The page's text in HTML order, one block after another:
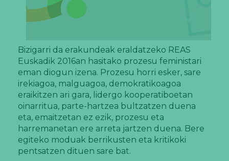
Bizigarri da erakundeak eraldatzeko REAS
Euskadik 2016an hasitako prozesu feministari
eman diogun izena. Prozesu horri esker, sare
irekiagoa, malguagoa, demokratikoagoa
eraikitzen ari gara, lidergo kooperatiboetan
oinarritua, parte-hartzea bultzatzen duena
eta, emaitzetan ez ezik, prozesu eta
harremanetan ere arreta jartzen duena. Bere
egiteko moduak berrikusten eta kritikoki
pentsatzen dituen sare bat.